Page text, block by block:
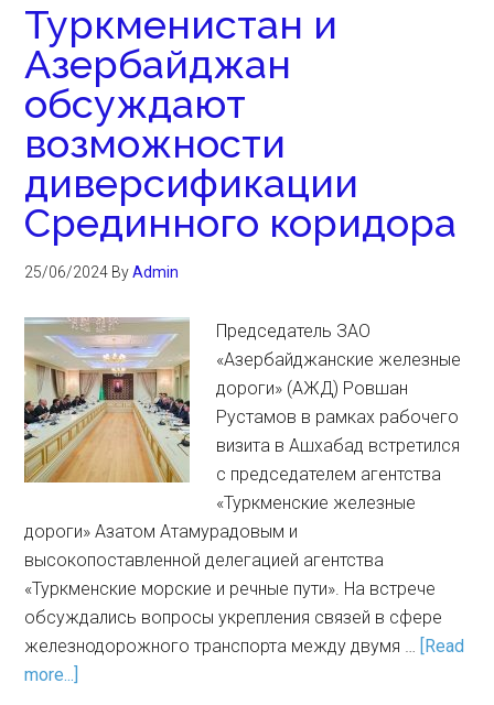
Туркменистан и
Азербайджан
обсуждают
возможности
диверсификации
Срединного коридора
25/06/2024 ByAdmin
Председатель ЗАО
«Азербайджанские железные
дороги» (АЖД) Ровшан
Рустамов в рамках рабочего
визита в Ашхабад встретился
с председателем агентства
«Туркменские железные
дороги» Азатом Атамурадовым и
высокопоставленной делегацией агентства
«Туркменские морские и речные пути». На встрече
обсуждались вопросы укрепления связей в сфере
железнодорожного транспорта между двумя … [Read
more...]